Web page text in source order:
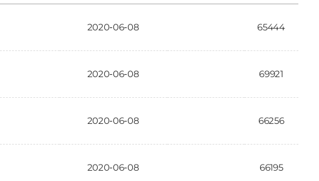
2020-06-08 65444
2020-06-08 69921
2020-06-08 66256
2020-06-08 66195